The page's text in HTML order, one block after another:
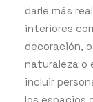
darle más
interiores
decoración,
naturaleza o
incluir